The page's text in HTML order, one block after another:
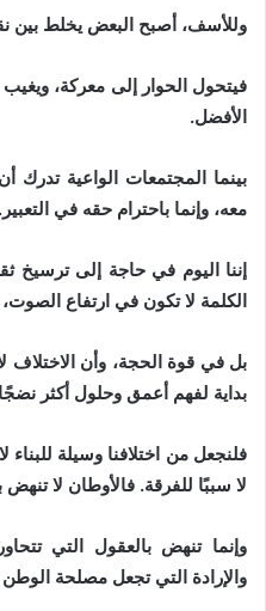
وللأسف، أصبح البعض يخلط بين
فيتحول الحوار إلى معركة،
الأفضل.
بينما المجتمعات الواعية تدرك
معه، وإنما باحترام حقه في التعبير.
إننا اليوم في حاجة إلى ترسيخ
الكلمة لا تكون في ارتفاع الصوت،
بل في قوة الحجة، وأن الاختلاف
بداية لفهم أعمق وحلول أكثر
فلنجعل من اختلافنا وسيلة
لا سببًا للفرقة. فالأوطان لا تنهض
وإنما تنهض بالعقول التي
والإرادة التي تجعل مصلحة